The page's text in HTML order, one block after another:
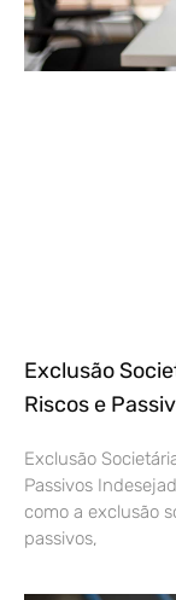
Exclusão
Riscos e
Exclusão
Passivos
como a exclusão
passivos,